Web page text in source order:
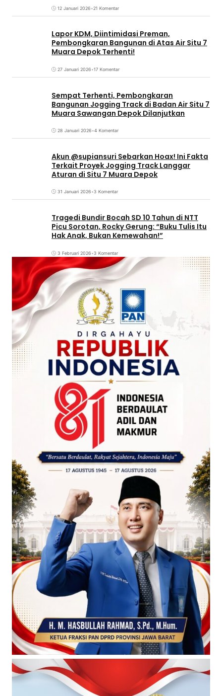
12 Januari 2026•21 Komentar
Lapor KDM, Diintimidasi Preman,
Pembongkaran Bangunan di Atas Air Situ 7
Muara Depok Terhenti!
27 Januari 2026•17 Komentar
Sempat Terhenti, Pembongkaran
Bangunan Jogging Track di Badan Air Situ 7
Muara Sawangan Depok Dilanjutkan
28 Januari 2026•4 Komentar
Akun @supiansuri Sebarkan Hoax! Ini Fakta
Terkait Proyek Jogging Track Langgar
Aturan di Situ 7 Muara Depok
31 Januari 2026•3 Komentar
Tragedi Bundir Bocah SD 10 Tahun di NTT
Picu Sorotan, Rocky Gerung: “Buku Tulis Itu
Hak Anak, Bukan Kemewahan!”
3 Februari 2026•3 Komentar